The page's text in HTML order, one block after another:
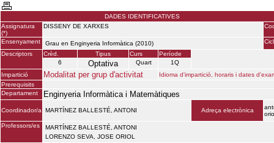
DADES IDENTIFICATIVES
Assignatura
(*)
DISSENY DE XARXES
Ensenyament Grau en Enginyeria Informàtica (2010)
Descriptors
Crèd. Tipus Curs
Període
6
Optativa Quart
1Q
Impartició
Modalitat per grup d'activitat
Idioma d'impartició, horaris i dates
Prerequisits
Departament
Enginyeria Informàtica i Matemàtiques
Coordinador/a MARTÍNEZ BALLESTÉ, ANTONI Adreça electrònica
Professors/es
MARTÍNEZ BALLESTÉ, ANTONI
LORENZO SEVA, JOSE ORIOL